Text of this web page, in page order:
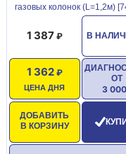
газовых колонок (L=1,2м)
В
1 387
ЦЕНА ДНЯ
1 362
ДОБАВИТЬ
В КОРЗИНУ
ОТ
3 000